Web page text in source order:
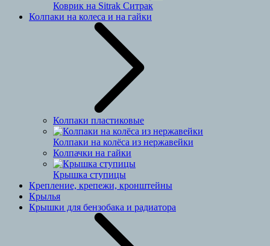
Коврик на Sitrak Ситрак
Колпаки на колеса и на гайки
Колпаки пластиковые
Колпаки на колёса из нержавейки
Колпачки на гайки
Крышка ступицы
Крепление, крепежи, кронштейны
Крылья
Крышки для бензобака и радиатора